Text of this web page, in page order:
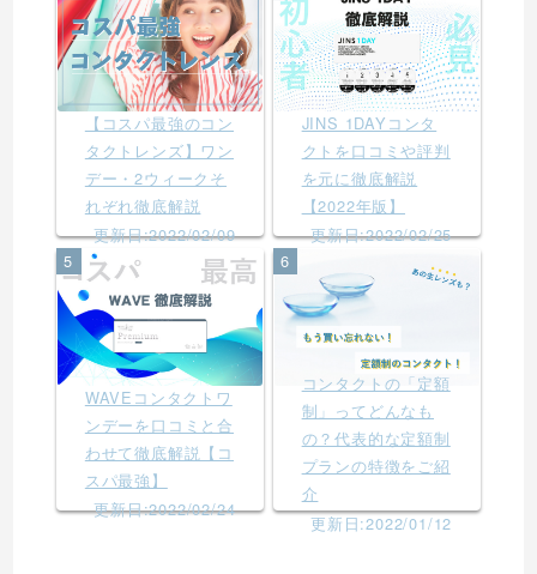
【コスパ最強のコン
タクトレンズ】ワン
デー・2ウィークそ
れぞれ徹底解説
更新日:2022/02/09
JINS 1DAYコンタ
クトを口コミや評判
を元に徹底解説
【2022年版】
更新日:2022/02/25
5
WAVEコンタクトワ
ンデーを口コミと合
わせて徹底解説【コ
スパ最強】
更新日:2022/02/24
6
コンタクトの「定額
制」ってどんなも
の？代表的な定額制
プランの特徴をご紹
介
更新日:2022/01/12